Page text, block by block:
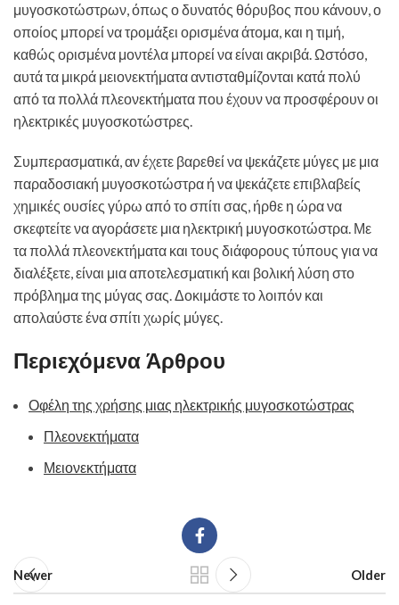
μυγοσκοτώστρων, όπως ο δυνατός θόρυβος που κάνουν, ο
οποίος μπορεί να τρομάξει ορισμένα άτομα, και η τιμή,
καθώς ορισμένα μοντέλα μπορεί να είναι ακριβά. Ωστόσο,
αυτά τα μικρά μειονεκτήματα αντισταθμίζονται κατά πολύ
από τα πολλά πλεονεκτήματα που έχουν να προσφέρουν οι
ηλεκτρικές μυγοσκοτώστρες.
Συμπερασματικά, αν έχετε βαρεθεί να ψεκάζετε μύγες με μια
παραδοσιακή μυγοσκοτώστρα ή να ψεκάζετε επιβλαβείς
χημικές ουσίες γύρω από το σπίτι σας, ήρθε η ώρα να
σκεφτείτε να αγοράσετε μια ηλεκτρική μυγοσκοτώστρα. Με
τα πολλά πλεονεκτήματα και τους διάφορους τύπους για να
διαλέξετε, είναι μια αποτελεσματική και βολική λύση στο
πρόβλημα της μύγας σας. Δοκιμάστε το λοιπόν και
απολαύστε ένα σπίτι χωρίς μύγες.
Περιεχόμενα Άρθρου
Οφέλη της χρήσης μιας ηλεκτρικής μυγοσκοτώστρας
Πλεονεκτήματα
Μειονεκτήματα
Newer Older